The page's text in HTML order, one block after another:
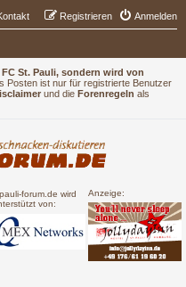
St. Pauli, sondern wird von
Posten ist nur für registrierte Benutzer
und die Forenregeln als
forum.de wird
von:
Anzeige:
Anmelden
Registrieren